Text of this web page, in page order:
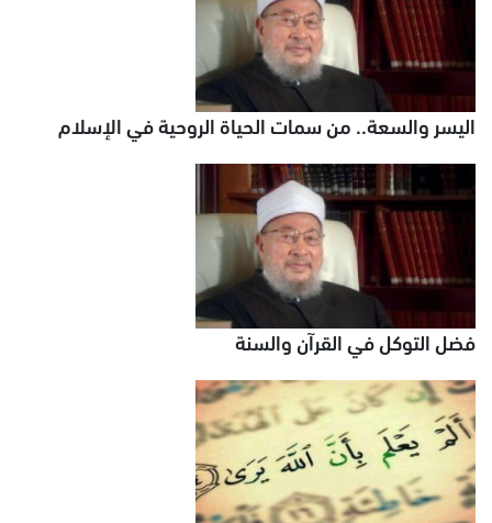
اليسر والسعة.. من سمات الحياة الروحية في الإسلام
فضل التوكل في القرآن والسنة